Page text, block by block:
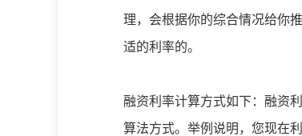
理，会根据你的综合情况给你
适的利率的。
融资利率计算方式如下：融资
算法方式。举例说明，您现在